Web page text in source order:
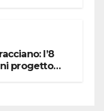
l’8
progetto